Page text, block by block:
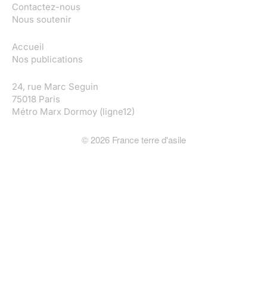
Contactez-nous
Nous soutenir
Accueil
Nos publications
24, rue Marc Seguin
75018 Paris
Métro Marx Dormoy (ligne12)
©2026France terre d'asile